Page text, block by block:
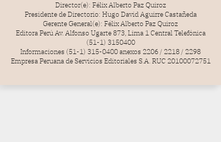
Director(e): Félix Alberto Paz Quiroz
Presidente de Directorio: Hugo David Aguirre Castañeda
Gerente General(e): Félix Alberto Paz Quiroz
Editora Perú Av. Alfonso Ugarte 873, Lima 1 Central Telefónica
(51-1) 3150400
Informaciones (51-1) 315-0400 anexos 2206 / 2218 / 2298
Empresa Peruana de Servicios Editoriales S.A. RUC 20100072751